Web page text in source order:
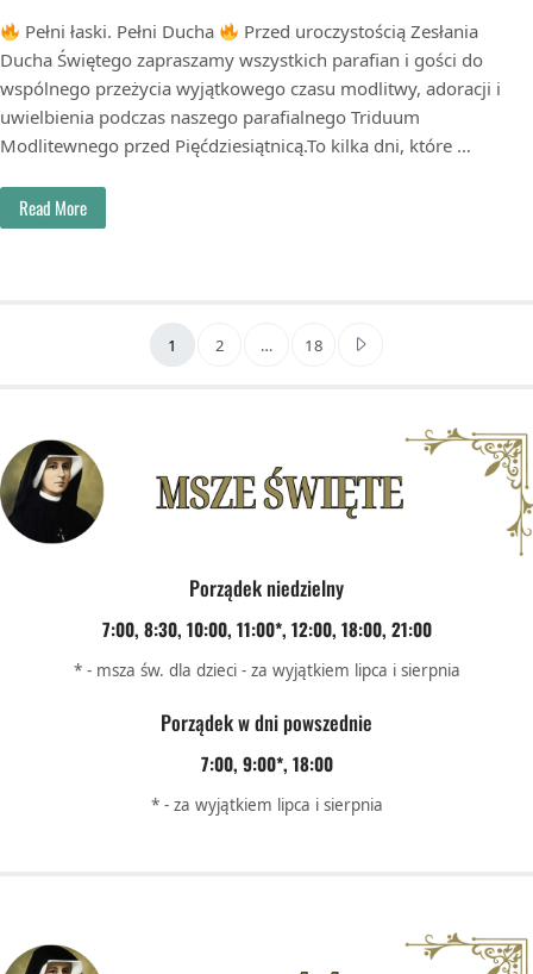
Pełni łaski. Pełni Ducha
Przed uroczystością Zesłania
Ducha Świętego zapraszamy wszystkich parafian i gości do
wspólnego przeżycia wyjątkowego czasu modlitwy, adoracji i
uwielbienia podczas naszego parafialnego Triduum
Modlitewnego przed Pięćdziesiątnicą.To kilka dni, które …
Read More
Stronicowanie wpisów
1 2 … 18
Porządek niedzielny
7:00, 8:30, 10:00, 11:00*, 12:00, 18:00, 21:00
* - msza św. dla dzieci - za wyjątkiem lipca i sierpnia
Porządek w dni powszednie
7:00, 9:00*, 18:00
* - za wyjątkiem lipca i sierpnia